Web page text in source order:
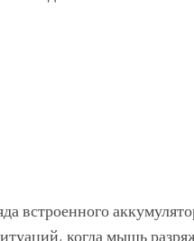
встроенного
когда мышь